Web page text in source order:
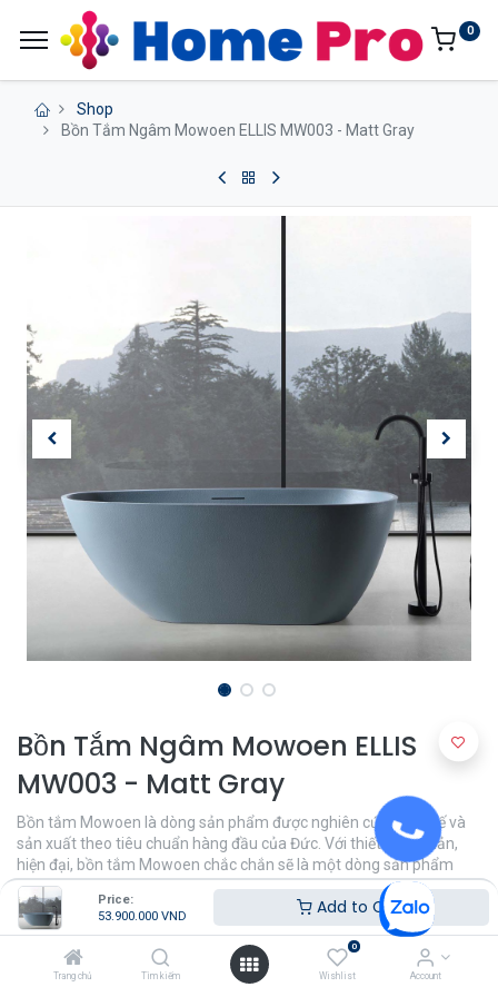
Price:
53.900.000 VND Add to Cart
Trang chủ Tìm kiếm
0
Wishlist Account
0
Shop
Bồn Tắm Ngâm Mowoen ELLIS MW003 - Matt Gray
Bồn Tắm Ngâm Mowoen ELLIS
MW003 - Matt Gray
Bồn tắm Mowoen là dòng sản phẩm được nghiên cứu, thiết kế và
sản xuất theo tiêu chuẩn hàng đầu của Đức. Với thiết kế tối giản,
hiện đại, bồn tắm Mowoen chắc chắn sẽ là một dòng sản phẩm
tuyệt vời, tiện nghi cho không gian nhà tắm của bạn.
53.900.000VND